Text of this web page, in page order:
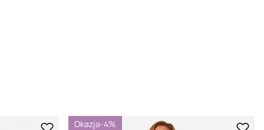
oficjalnie rozpoczęło działalność. Ideą przyświecającą
Okazja-4%